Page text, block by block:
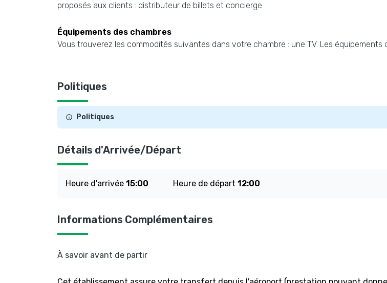
proposés aux clients : distributeur de billets et concierge.
Équipements des chambres
Vous trouverez les commodités suivantes dans votre chambre : une TV. Les
Politiques
Politiques
Détails d'Arrivée/Départ
Heure d'arrivée 15:00 Heure de départ 12:00
Informations Complémentaires
À savoir avant de partir